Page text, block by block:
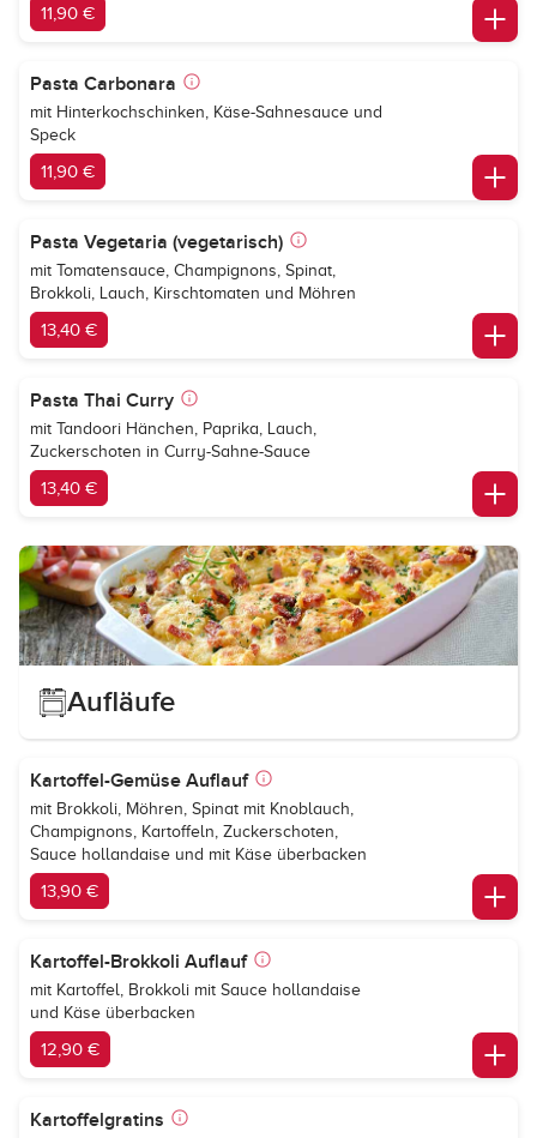
11,90 €
Pasta Carbonara
mit Hinterkochschinken, Käse-Sahnesauce und
Speck
11,90 €
Pasta Vegetaria (vegetarisch)
mit Tomatensauce, Champignons, Spinat,
Brokkoli, Lauch, Kirschtomaten und Möhren
13,40 €
Pasta Thai Curry
mit Tandoori Hänchen, Paprika, Lauch,
Zuckerschoten in Curry-Sahne-Sauce
13,40 €
Aufläufe
Kartoffel-Gemüse Auflauf
mit Brokkoli, Möhren, Spinat mit Knoblauch,
Champignons, Kartoffeln, Zuckerschoten,
Sauce hollandaise und mit Käse überbacken
13,90 €
Kartoffel-Brokkoli Auflauf
mit Kartoffel, Brokkoli mit Sauce hollandaise
und Käse überbacken
12,90 €
Kartoffelgratins